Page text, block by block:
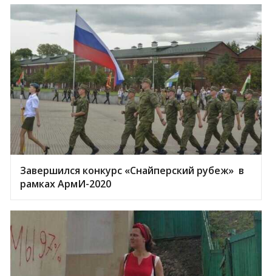
Завершился конкурс «Снайперский рубеж» в
рамках АрмИ-2020